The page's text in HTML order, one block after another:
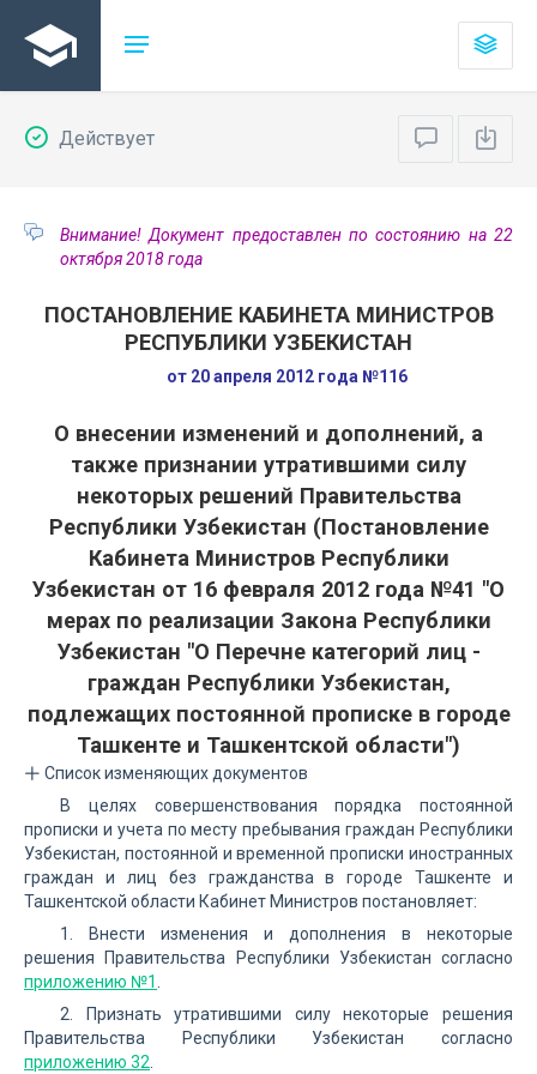
Действует
Внимание! Документ предоставлен по состоянию на 22
октября 2018 года
ПОСТАНОВЛЕНИЕ КАБИНЕТА МИНИСТРОВ
РЕСПУБЛИКИ УЗБЕКИСТАН
от 20 апреля 2012 года №116
О внесении изменений и дополнений, а
также признании утратившими силу
некоторых решений Правительства
Республики Узбекистан (Постановление
Кабинета Министров Республики
Узбекистан от 16 февраля 2012 года №41 "О
мерах по реализации Закона Республики
Узбекистан "О Перечне категорий лиц -
граждан Республики Узбекистан,
подлежащих постоянной прописке в городе
Ташкенте и Ташкентской области")
Список изменяющих документов
В целях совершенствования порядка постоянной
прописки и учета по месту пребывания граждан Республики
Узбекистан, постоянной и временной прописки иностранных
граждан и лиц без гражданства в городе Ташкенте и
Ташкентской области Кабинет Министров постановляет:
1. Внести изменения и дополнения в некоторые
решения Правительства Республики Узбекистан согласно
приложению №1
2. Признать утратившими силу некоторые решения
Правительства Республики Узбекистан согласно
приложению 32